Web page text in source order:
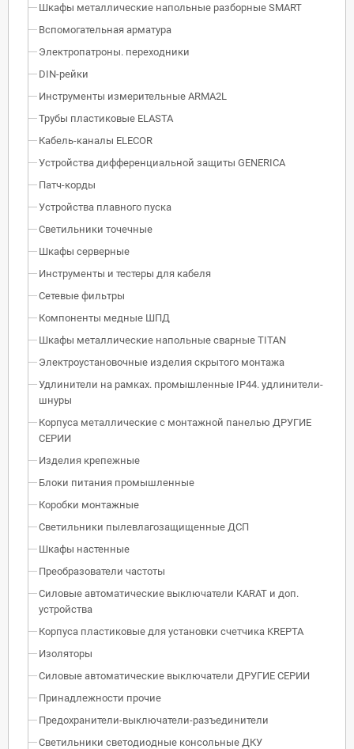
Шкафы металлические напольные разборные SMART
Вспомогательная арматура
Электропатроны. переходники
DIN-рейки
Инструменты измерительные ARMA2L
Трубы пластиковые ELASTA
Кабель-каналы ELECOR
Устройства дифференциальной защиты GENERICA
Патч-корды
Устройства плавного пуска
Светильники точечные
Шкафы серверные
Инструменты и тестеры для кабеля
Сетевые фильтры
Компоненты медные ШПД
Шкафы металлические напольные сварные TITAN
Электроустановочные изделия скрытого монтажа
Удлинители на рамках. промышленные IP44. удлинители-
шнуры
Корпуса металлические с монтажной панелью ДРУГИЕ
СЕРИИ
Изделия крепежные
Блоки питания промышленные
Коробки монтажные
Светильники пылевлагозащищенные ДСП
Шкафы настенные
Преобразователи частоты
Силовые автоматические выключатели KARAT и доп.
устройства
Корпуса пластиковые для установки счетчика KREPTA
Изоляторы
Силовые автоматические выключатели ДРУГИЕ СЕРИИ
Принадлежности прочие
Предохранители-выключатели-разъединители
Светильники светодиодные консольные ДКУ